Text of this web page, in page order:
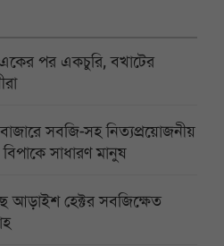
পর একচুরি, বখাটের
সবজি-সহ নিত্যপ্রয়োজনীয়
সাধারণ মানুষ
আড়াইশ হেক্টর সবজিক্ষেত